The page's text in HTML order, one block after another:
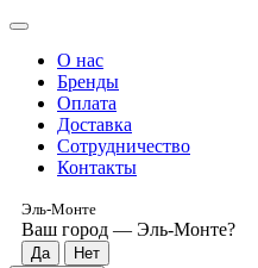
О нас
Бренды
Оплата
Доставка
Сотрудничество
Контакты
Эль-Монте
Ваш город — Эль-Монте?